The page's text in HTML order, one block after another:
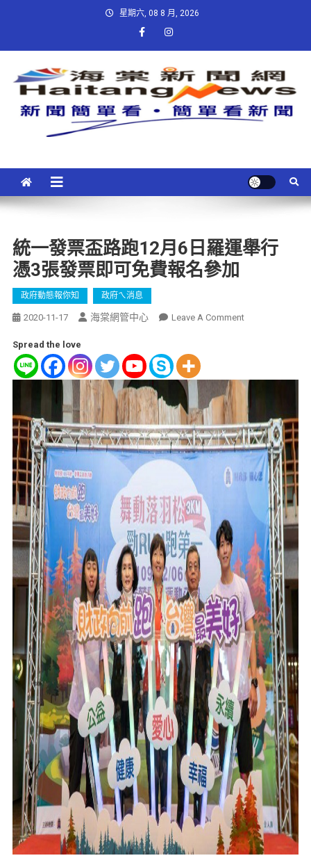
星期六, 08 8 月, 2026
統一發票盃路跑12月6日羅運舉行
憑3張發票即可免費報名參加
政府動態報你知 政府ㄟ消息
2020-11-17 海棠網管中心 Leave A Comment
Spread the love